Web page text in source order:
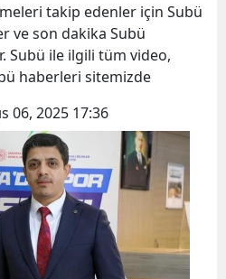
takip edenler için Subü
ve son dakika Subü
Subü ile ilgili tüm video,
haberleri sitemizde
06, 2025 17:36